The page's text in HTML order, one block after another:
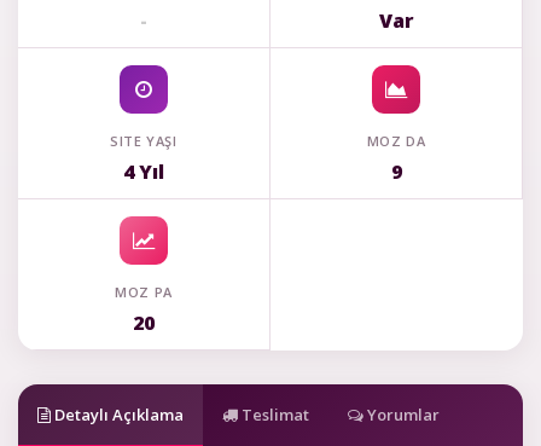
- Var
SITE YAŞI
4 Yıl
MOZ DA
9
MOZ PA
20
Detaylı Açıklama Teslimat Yorumlar